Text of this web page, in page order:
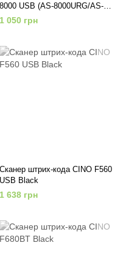
8000 USB (AS-8000URG/AS-
8000URВ)
1 050 грн
Сканер штрих-кода CINO F560
USB Black
1 638 грн